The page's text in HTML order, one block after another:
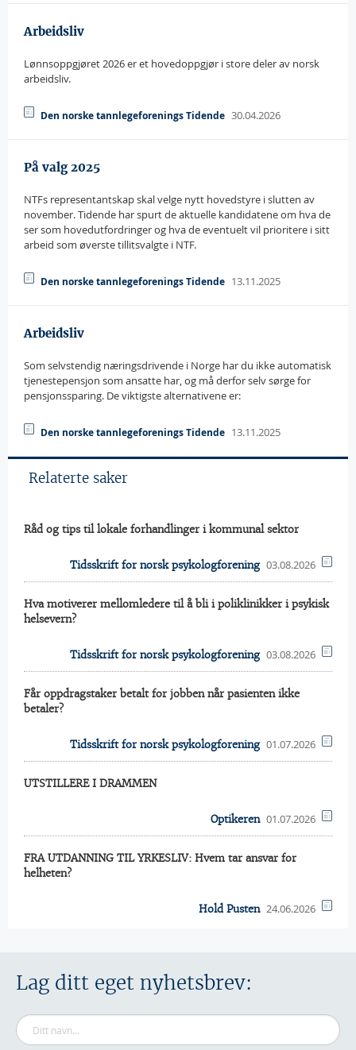
Arbeidsliv
Lønnsoppgjøret 2026 er et hovedoppgjør i store deler av norsk
arbeidsliv.
Den norske tannlegeforenings Tidende 30.04.2026
På valg 2025
NTFs representantskap skal velge nytt hovedstyre i slutten av
november. Tidende har spurt de aktuelle kandidatene om hva de
ser som hovedutfordringer og hva de eventuelt vil prioritere i sitt
arbeid som øverste tillitsvalgte i NTF.
Den norske tannlegeforenings Tidende 13.11.2025
Arbeidsliv
Som selvstendig næringsdrivende i Norge har du ikke automatisk
tjenestepensjon som ansatte har, og må derfor selv sørge for
pensjonssparing. De viktigste alternativene er:
Den norske tannlegeforenings Tidende 13.11.2025
Relaterte saker
Råd og tips til lokale forhandlinger i kommunal sektor
Tidsskrift for norsk psykologforening 03.08.2026
Hva motiverer mellomledere til å bli i poliklinikker i psykisk
helsevern?
Tidsskrift for norsk psykologforening 03.08.2026
Får oppdragstaker betalt for jobben når pasienten ikke
betaler?
Tidsskrift for norsk psykologforening 01.07.2026
UTSTILLERE I DRAMMEN
Optikeren 01.07.2026
FRA UTDANNING TIL YRKESLIV: Hvem tar ansvar for
helheten?
Hold Pusten 24.06.2026
Lag ditt eget nyhetsbrev: